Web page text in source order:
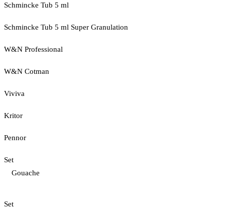
Schmincke Tub 5 ml
Schmincke Tub 5 ml Super Granulation
W&N Professional
W&N Cotman
Viviva
Kritor
Pennor
Set
Gouache
Set